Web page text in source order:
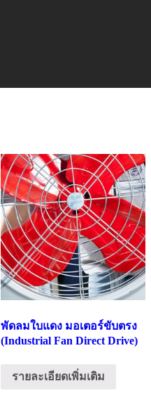
พัดลมใบแดง มอเตอร์ขับตรง
(Industrial Fan Direct Drive)
รายละเอียดเพิ่มเติม